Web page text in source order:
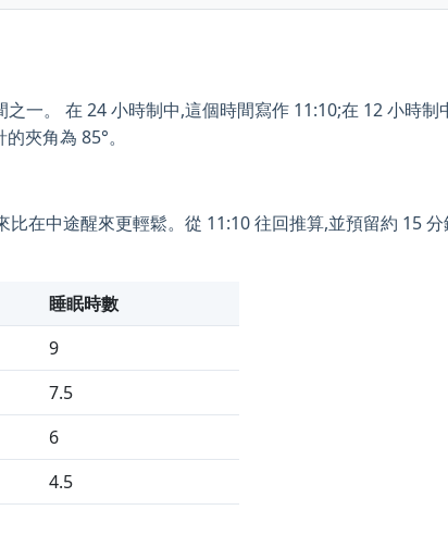
一。 在 24 小時制中,這個時間寫作 11:10;在 12 小時制
夾角為 85°。
在中途醒來更輕鬆。從 11:10 往回推算,並預留約 15
睡眠時數
9
7.5
6
4.5